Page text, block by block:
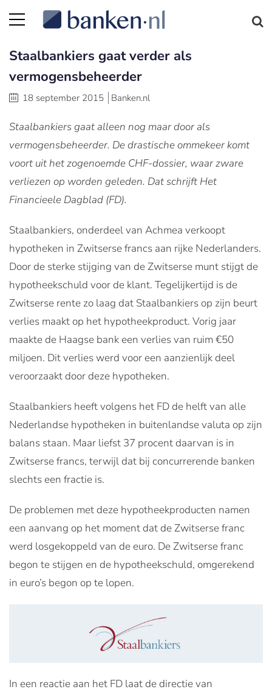
Staalbankiers gaat verder als
vermogensbeheerder
18 september 2015 Banken.nl
Staalbankiers gaat alleen nog maar door als
vermogensbeheerder. De drastische ommekeer komt
voort uit het zogenoemde CHF-dossier, waar zware
verliezen op worden geleden. Dat schrijft Het
Financieele Dagblad (FD).
Staalbankiers, onderdeel van Achmea verkoopt
hypotheken in Zwitserse francs aan rijke Nederlanders.
Door de sterke stijging van de Zwitserse munt stijgt de
hypotheekschuld voor de klant. Tegelijkertijd is de
Zwitserse rente zo laag dat Staalbankiers op zijn beurt
verlies maakt op het hypotheekproduct. Vorig jaar
maakte de Haagse bank een verlies van ruim €50
miljoen. Dit verlies werd voor een aanzienlijk deel
veroorzaakt door deze hypotheken.
Staalbankiers heeft volgens het FD de helft van alle
Nederlandse hypotheken in buitenlandse valuta op zijn
balans staan. Maar liefst 37 procent daarvan is in
Zwitserse francs, terwijl dat bij concurrerende banken
slechts een fractie is.
De problemen met deze hypotheekproducten namen
een aanvang op het moment dat de Zwitserse franc
werd losgekoppeld van de euro. De Zwitserse franc
begon te stijgen en de hypotheekschuld, omgerekend
in euro’s begon op te lopen.
In een reactie aan het FD laat de directie van